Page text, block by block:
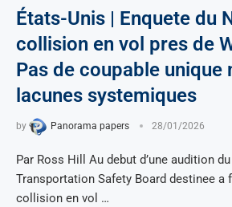
États-Unis | Enquete du
collision en vol pres de
Pas de coupable unique
lacunes systemiques
by Panorama papers 28/01/2026
Par Ross Hill Au debut d’une audition
Transportation Safety Board destinee a
collision en vol …